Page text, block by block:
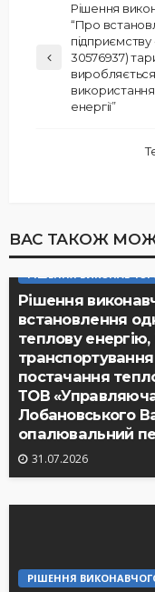
Рішення
“Про
30576937)
енергії”
ВАС ТАКОЖ
Рішення
встановлення
теплову енергію,
постачання
ТОВ «Управляюча
Лобановського
опалювальний
31.07.2026
РІШЕННЯ